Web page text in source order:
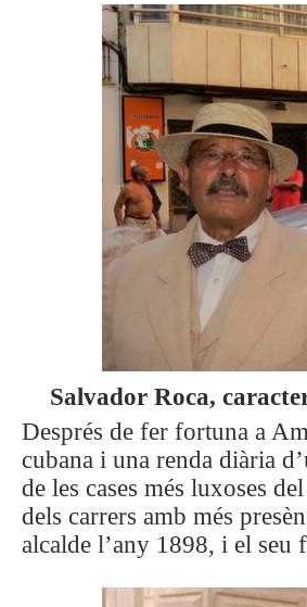
Salvador Roca,
Després de fer fortuna a
cubana i una renda diària
de les cases més luxoses
dels carrers amb més
alcalde l’any 1898, i el